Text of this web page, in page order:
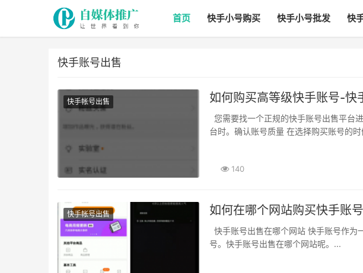
首页 快手小号购买 快手小号批发 快
快手账号出售
快手帐号出售 如何购买高等级快手账号-快
台时。确认账号质量 在选择购买账号的时
140
快手帐号出售 如何在哪个网站购买快手账
号。快手账号出售在哪个网站呢。...